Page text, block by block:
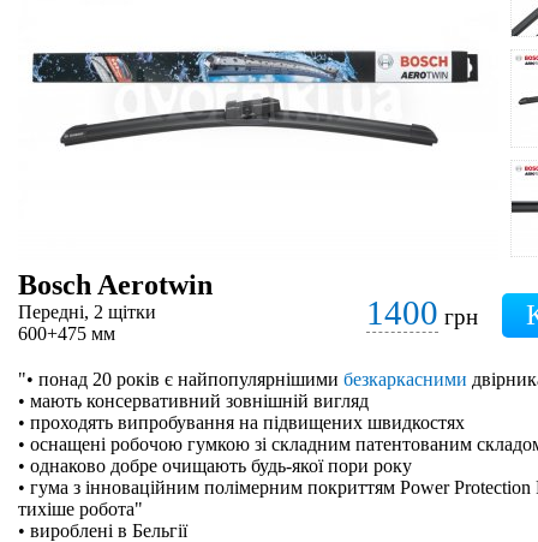
Bosch Aerotwin
Передні, 2 щітки
600+475 мм
1400 грн
"• понад 20 років є найпопулярнішими безкаркасними
• мають консервативний зовнішній вигляд
• проходять випробування на підвищених швидкостях
• оснащені робочою гумкою зі складним патентованим
• однаково добре очищають будь-якої пори року
• гума з інноваційним полімерним покриттям Power
тихіше робота"
• вироблені в Бельгії